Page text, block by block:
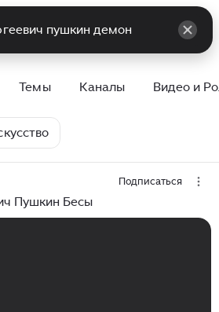
Темы Каналы Видео и
Подписаться
Пушкин Бесы